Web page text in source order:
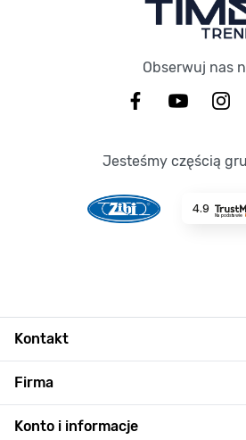
Obserwuj nas
Jesteśmy częścią
4.9
Na podstawie
Kontakt
Firma
Konto i informacje